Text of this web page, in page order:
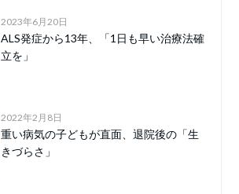
2023年6月20日
ALS発症から13年、「1日も早い治療法確
立を」
2022年2月8日
重い病気の子どもが直面、退院後の「生
きづらさ」